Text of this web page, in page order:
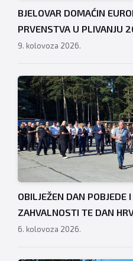
BJELOVAR DOMAĆIN
PRVENSTVA U PLIVANJU
9. kolovoza 2026.
OBILJEŽEN DAN POBJEDE
ZAHVALNOSTI TE DAN
6. kolovoza 2026.